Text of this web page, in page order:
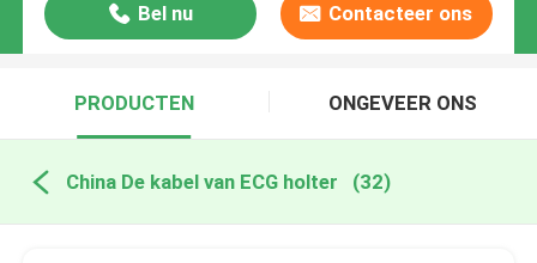
Bel nu Contacteer ons
PRODUCTEN ONGEVEER ONS
China De kabel van ECG holter (32)